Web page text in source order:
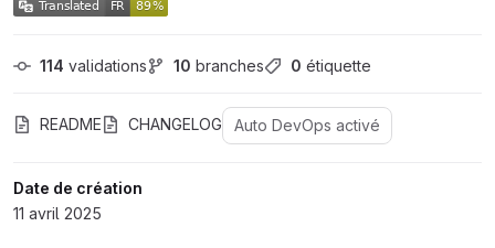
114 validations 10 branches 0 étiquette
README CHANGELOG Auto DevOps activé
Date de création
11 avril 2025